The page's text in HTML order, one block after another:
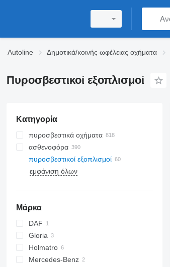
Autoline Δημοτικά/κοινής ωφέλειας οχήματα
Πυροσβεστικοί εξοπλισμοί
Κατηγορία
πυροσβεστικά οχήματα
ασθενοφόρα
πυροσβεστικοί εξοπλισμοί
εμφάνιση όλων
Μάρκα
DAF
Gloria
Holmatro
Mercedes-Benz